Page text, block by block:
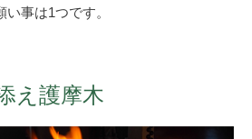
事は1つです。
え護摩木